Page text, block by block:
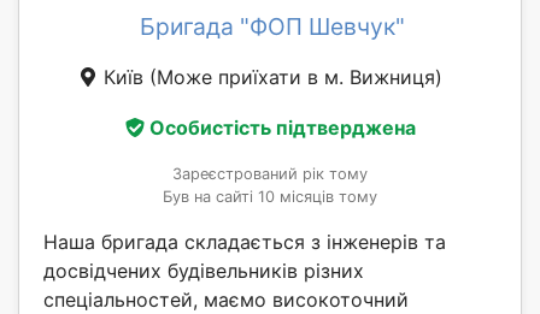
Бригада "ФОП Шевчук"
Київ (Може приїхати в м. Вижниця)
Особистість підтверджена
Зареєстрований рік тому
Був на сайті 10 місяців тому
Наша бригада складається з інженерів та
досвідчених будівельників різних
спеціальностей, маємо високоточний